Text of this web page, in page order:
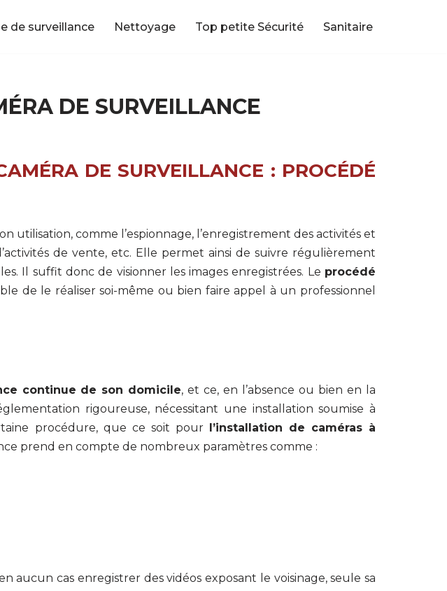
de surveillance Nettoyage Top petite Sécurité Sanitaire
DE SURVEILLANCE
DE SURVEILLANCE : PROCÉDÉ
utilisation, comme l’espionnage, l’enregistrement des activités et
de vente, etc. Elle permet ainsi de suivre régulièrement
Il suffit donc de visionner les images enregistrées. Le procédé
de le réaliser soi-même ou bien faire appel à un professionnel
continue de son domicile, et ce, en l’absence ou bien en la
rigoureuse, nécessitant une installation soumise à
procédure, que ce soit pour l’installation de caméras à
prend en compte de nombreux paramètres comme :
aucun cas enregistrer des vidéos exposant le voisinage, seule sa